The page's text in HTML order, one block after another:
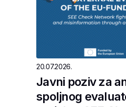
20.07.2026.
Javni poziv za
spoljnog